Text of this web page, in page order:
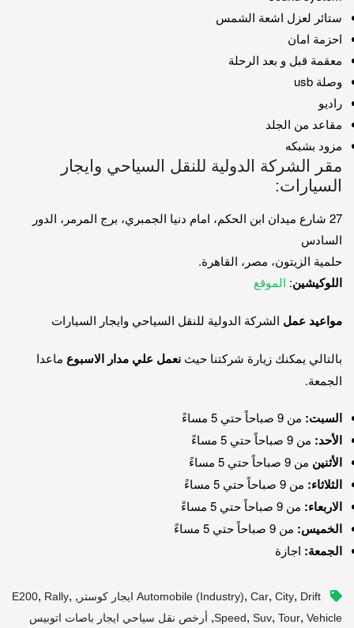
ستائر لعزل اشعة الشمس
احزمة امان
معقمة قبل و بعد الرحلة
وصلة usb
راديو
مقاعد من الجلد
مزود بشبكه
مقر الشركة الدولية للنقل السياحي وايجار
السيارات:
27 شارع ميدان ابن الحكم، امام دنيا الجمبري، برج المرمر، الدور
السادس
حلمية الزيتون، مصر، القاهرة.
اللوكيشين: الموقع
مواعيد عمل الشركة الدولية للنقل السياحي وايجار السيارات
بالتالي يمكنك زيارة شركتنا حيث نعمل علي مدار الاسبوع ماعدا
الجمعة.
السبت: من 9 صباحاً حتي 5 مساءً
الأحد: من 9 صباحاً حتي 5 مساءً
الأثنين من 9 صباحاً حتي 5 مساءً
الثلاثاء: من 9 صباحاً حتي 5 مساءً
الاربعاء: من 9 صباحاً حتي 5 مساءً
الخميس: من 9 صباحاً حتي 5 مساءً
الجمعة: اجازة
Automobile (industry), Car, City, Drift ايجار كوستر ,
E200, Rally,
Speed, Suv, Tour, Vehicle
, أرخص نقل سياحي ايجار باصات اتوبيس